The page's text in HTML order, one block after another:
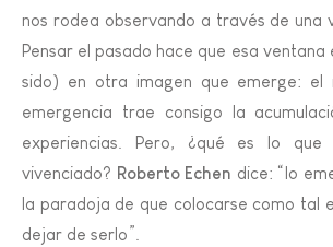
nos rodea observando a través de una
Pensar el pasado hace que esa ventana
sido) en otra imagen que emerge: el
emergencia trae consigo la
experiencias. Pero, ¿qué es lo
vivenciado? Roberto Echen dice: “lo
la paradoja de que colocarse como tal
dejar de serlo”.